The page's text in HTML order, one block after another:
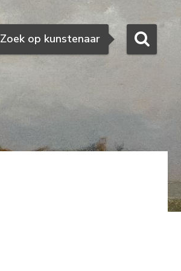
Zoeken
Zoek op kunstenaar